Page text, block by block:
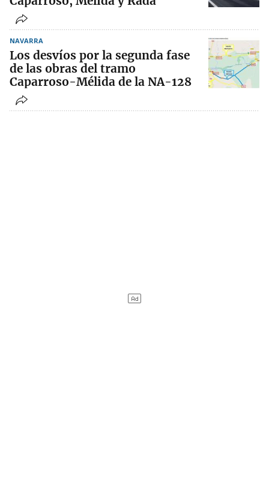
NAVARRA
Los desvíos por la segunda fase
de las obras del tramo
Caparroso-Mélida de la NA-128